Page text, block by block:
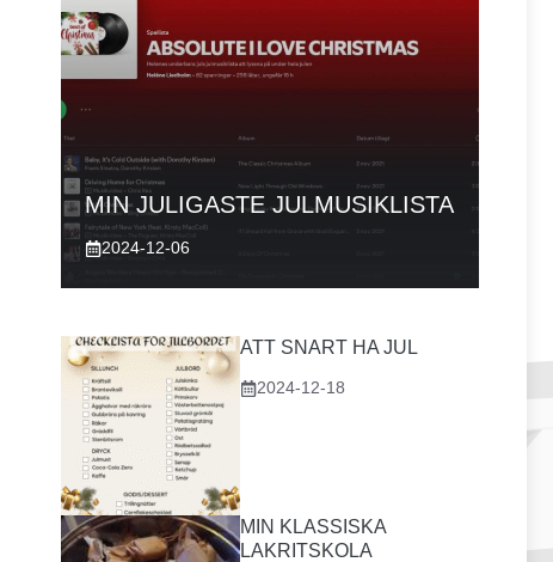
MIN JULIGASTE JULMUSIKLISTA
2024-12-06
ATT SNART HA JUL
2024-12-18
MIN KLASSISKA
LAKRITSKOLA